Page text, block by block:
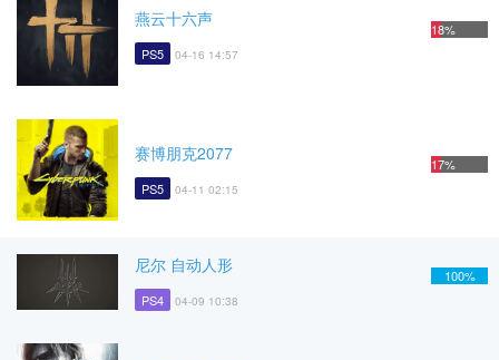
燕云十六声
PS5 04-16 14:57
18%
赛博朋克2077
PS5 04-11 02:15
17%
尼尔 自动人形
PS4 04-09 10:38
100%